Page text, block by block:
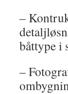
–
båttype i
–